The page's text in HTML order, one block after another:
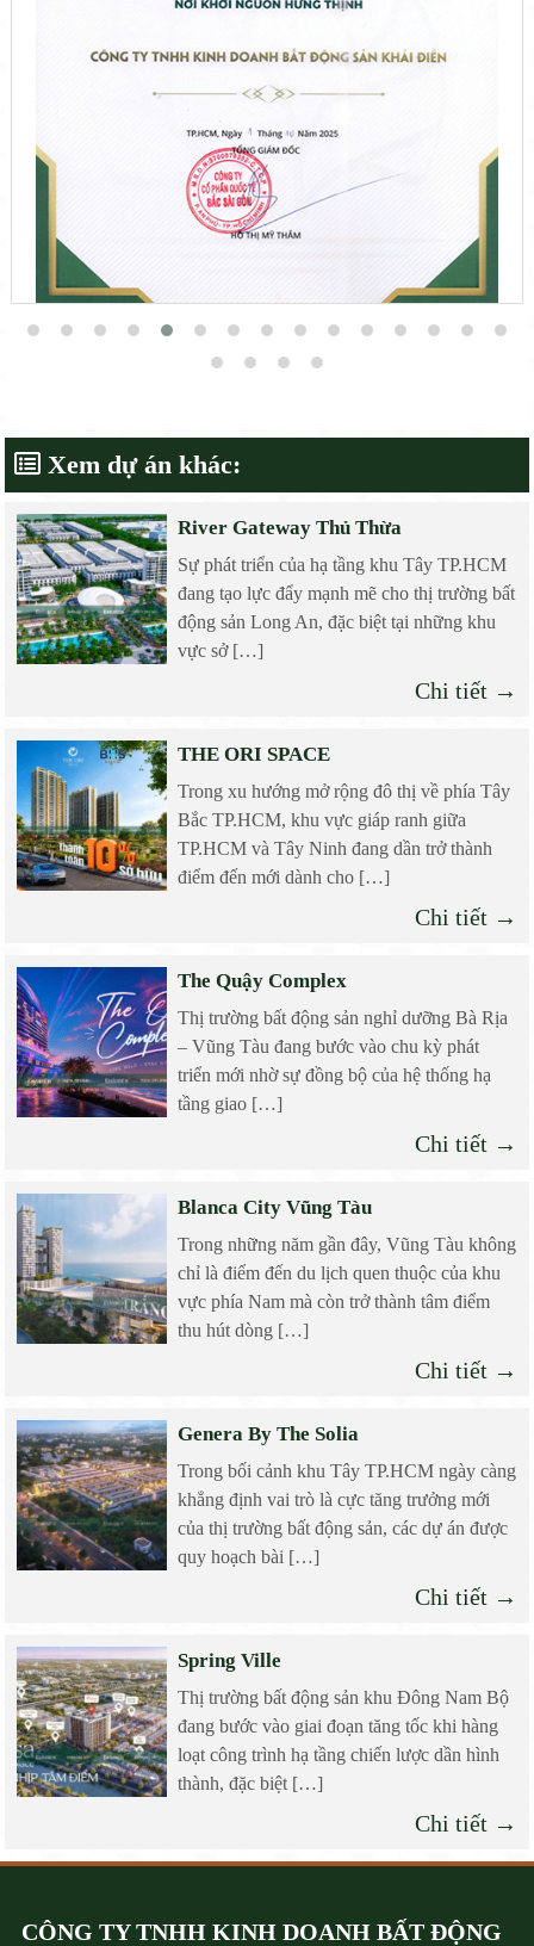
Xem dự án khác:
River Gateway Thủ Thừa
Sự phát triển của hạ tầng khu Tây TP.HCM
đang tạo lực đẩy mạnh mẽ cho thị trường bất
động sản Long An, đặc biệt tại những khu
vực sở […]
Chi tiết →
THE ORI SPACE
Trong xu hướng mở rộng đô thị về phía Tây
Bắc TP.HCM, khu vực giáp ranh giữa
TP.HCM và Tây Ninh đang dần trở thành
điểm đến mới dành cho […]
Chi tiết →
The Quậy Complex
Thị trường bất động sản nghỉ dưỡng Bà Rịa
– Vũng Tàu đang bước vào chu kỳ phát
triển mới nhờ sự đồng bộ của hệ thống hạ
tầng giao […]
Chi tiết →
Blanca City Vũng Tàu
Trong những năm gần đây, Vũng Tàu không
chỉ là điểm đến du lịch quen thuộc của khu
vực phía Nam mà còn trở thành tâm điểm
thu hút dòng […]
Chi tiết →
Genera By The Solia
Trong bối cảnh khu Tây TP.HCM ngày càng
khẳng định vai trò là cực tăng trưởng mới
của thị trường bất động sản, các dự án được
quy hoạch bài […]
Chi tiết →
Spring Ville
Thị trường bất động sản khu Đông Nam Bộ
đang bước vào giai đoạn tăng tốc khi hàng
loạt công trình hạ tầng chiến lược dần hình
thành, đặc biệt […]
Chi tiết →
CÔNG TY TNHH KINH DOANH BẤT ĐỘNG